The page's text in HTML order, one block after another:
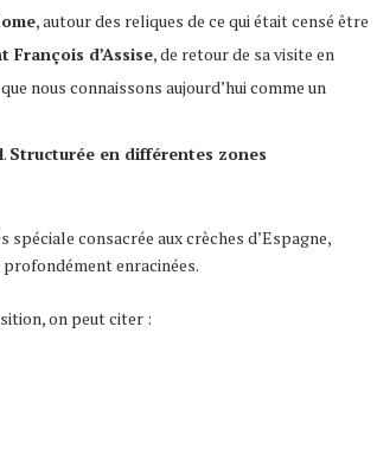
, autour des reliques de ce qui était censé être
François d’Assise, de retour de sa visite en
nous connaissons aujourd’hui comme un
. Structurée en différentes zones
spéciale consacrée aux crèches d’Espagne,
enracinées.
on peut citer :